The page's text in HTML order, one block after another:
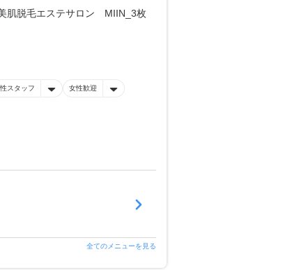
スタッフ 女性歓迎
全てのメニューを見る